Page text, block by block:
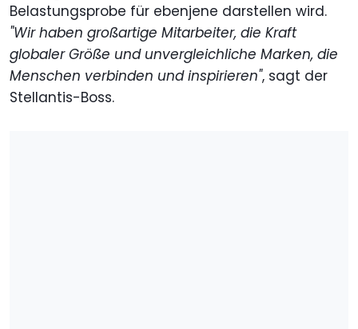
Belastungsprobe für ebenjene darstellen wird.
"Wir haben großartige Mitarbeiter, die Kraft
globaler Größe und unvergleichliche Marken, die
Menschen verbinden und inspirieren", sagt der
Stellantis-Boss.